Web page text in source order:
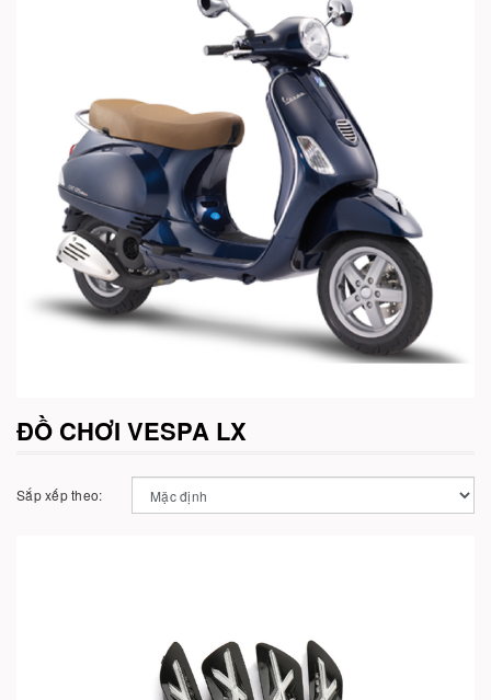
ĐỒ CHƠI VESPA LX
Sắp xếp theo: